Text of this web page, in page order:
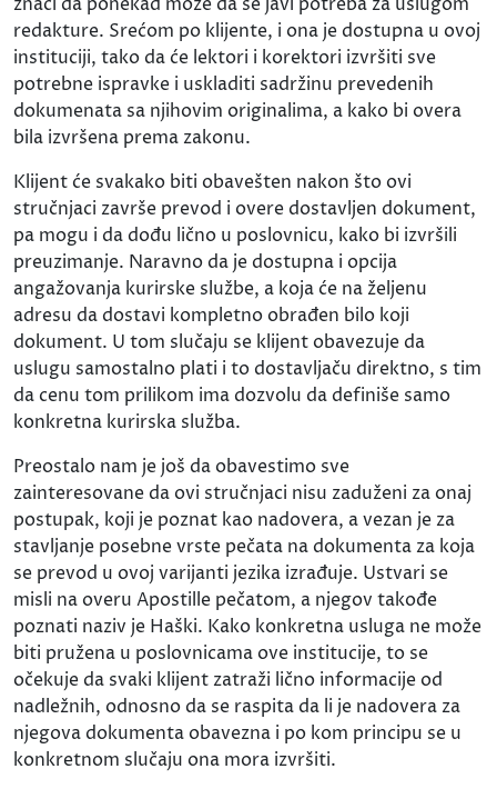
redakture. Srećom po klijente, i ona je dostupna u ovoj
instituciji, tako da će lektori i korektori izvršiti sve
potrebne ispravke i uskladiti sadržinu prevedenih
dokumenata sa njihovim originalima, a kako bi overa
bila izvršena prema zakonu.
Klijent će svakako biti obavešten nakon što ovi
stručnjaci završe prevod i overe dostavljen dokument,
pa mogu i da dođu lično u poslovnicu, kako bi izvršili
preuzimanje. Naravno da je dostupna i opcija
angažovanja kurirske službe, a koja će na željenu
adresu da dostavi kompletno obrađen bilo koji
dokument. U tom slučaju se klijent obavezuje da
uslugu samostalno plati i to dostavljaču direktno, s tim
da cenu tom prilikom ima dozvolu da definiše samo
konkretna kurirska služba.
Preostalo nam je još da obavestimo sve
zainteresovane da ovi stručnjaci nisu zaduženi za onaj
postupak, koji je poznat kao nadovera, a vezan je za
stavljanje posebne vrste pečata na dokumenta za koja
se prevod u ovoj varijanti jezika izrađuje. Ustvari se
misli na overu Apostille pečatom, a njegov takođe
poznati naziv je Haški. Kako konkretna usluga ne može
biti pružena u poslovnicama ove institucije, to se
očekuje da svaki klijent zatraži lično informacije od
nadležnih, odnosno da se raspita da li je nadovera za
njegova dokumenta obavezna i po kom principu se u
konkretnom slučaju ona mora izvršiti.